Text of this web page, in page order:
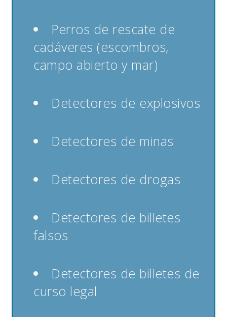
Perros de rescate de
cadáveres (escombros,
campo abierto y mar)
Detectores de explosivos
Detectores de minas
Detectores de drogas
Detectores de billetes
falsos
Detectores de billetes de
curso legal